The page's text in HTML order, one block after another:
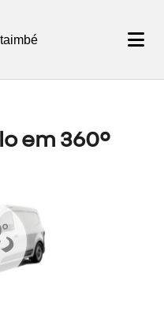
Itaimbé
em 360°